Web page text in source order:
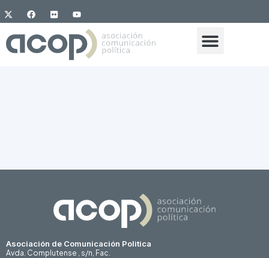
Asociación de Comunicación Politica
Avda. Complutense , s/n, Fac.